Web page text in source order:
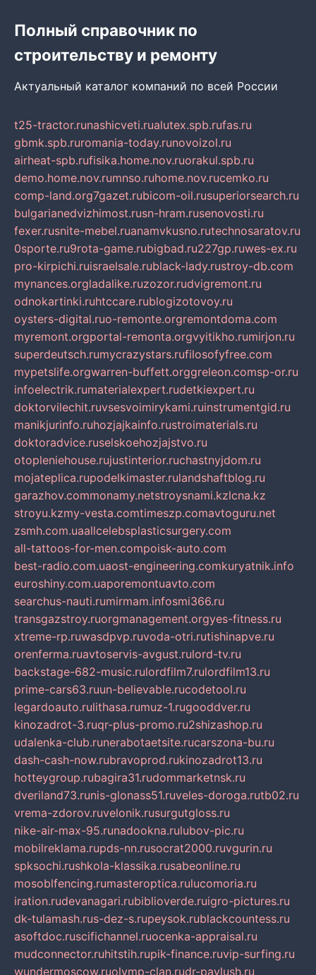
Полный справочник по
строительству и ремонту
Актуальный каталог компаний по всей России
t25-tractor.runashicveti.rualutex.spb.rufas.ru
gbmk.spb.ruromania-today.runovoizol.ru
airheat-spb.rufisika.home.nov.ruorakul.spb.ru
demo.home.nov.rumnso.ruhome.nov.rucemko.ru
comp-land.org7gazet.rubicom-oil.rusuperiorsearch.ru
bulgarianedvizhimost.rusn-hram.rusenovosti.ru
fexer.rusnite-mebel.ruanamvkusno.rutechnosaratov.ru
0sporte.ru9rota-game.rubigbad.ru227gp.ruwes-ex.ru
pro-kirpichi.ruisraelsale.rublack-lady.rustroy-db.com
mynances.orgladalike.ruzozor.rudvigremont.ru
odnokartinki.ruhtccare.rublogizotovoy.ru
oysters-digital.ruo-remonte.orgremontdoma.com
myremont.orgportal-remonta.orgvyitikho.rumirjon.ru
superdeutsch.rumycrazystars.rufilosofyfree.com
mypetslife.orgwarren-buffett.orggreleon.comsp-or.ru
infoelectrik.rumaterialexpert.rudetkiexpert.ru
doktorvilechit.ruvsesvoimirykami.ruinstrumentgid.ru
manikjurinfo.ruhozjajkainfo.rustroimaterials.ru
doktoradvice.ruselskoehozjajstvo.ru
otopleniehouse.rujustinterior.ruchastnyjdom.ru
mojateplica.rupodelkimaster.rulandshaftblog.ru
garazhov.commonamy.netstroysnami.kzlcna.kz
stroyu.kzmy-vesta.comtimeszp.comavtoguru.net
zsmh.com.uaallcelebsplasticsurgery.com
all-tattoos-for-men.compoisk-auto.com
best-radio.com.uaost-engineering.comkuryatnik.info
euroshiny.com.uaporemontuavto.com
searchus-nauti.rumirmam.infosmi366.ru
transgazstroy.ruorgmanagement.orgyes-fitness.ru
xtreme-rp.ruwasdpvp.ruvoda-otri.rutishinapve.ru
orenferma.ruavtoservis-avgust.rulord-tv.ru
backstage-682-music.rulordfilm7.rulordfilm13.ru
prime-cars63.ruun-believable.rucodetool.ru
legardoauto.rulithasa.rumuz-1.rugooddver.ru
kinozadrot-3.ruqr-plus-promo.ru2shizashop.ru
udalenka-club.runerabotaetsite.rucarszona-bu.ru
dash-cash-now.rubravoprod.rukinozadrot13.ru
hotteygroup.rubagira31.rudommarketnsk.ru
dveriland73.runis-glonass51.ruveles-doroga.rutb02.ru
vrema-zdorov.ruvelonik.rusurgutgloss.ru
nike-air-max-95.runadookna.rulubov-pic.ru
mobilreklama.rupds-nn.rusocrat2000.ruvgurin.ru
spksochi.rushkola-klassika.rusabeonline.ru
mosoblfencing.rumasteroptica.rulucomoria.ru
iration.rudevanagari.rubiblioverde.ruigro-pictures.ru
dk-tulamash.rus-dez-s.rupeysok.rublackcountess.ru
asoftdoc.ruscifichannel.ruocenka-appraisal.ru
mudconnector.ruhitstih.rupik-finance.ruvip-surfing.ru
wundermoscow.ruolymp-clan.rudr-pavlush.ru